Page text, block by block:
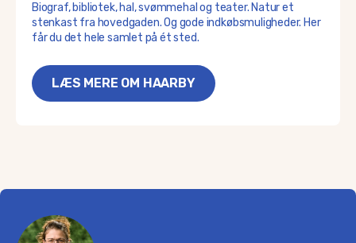
Biograf, bibliotek, hal, svømmehal og teater. Natur et
stenkast fra hovedgaden. Og gode indkøbsmuligheder. Her
får du det hele samlet på ét sted.
LÆS MERE OM HAARBY